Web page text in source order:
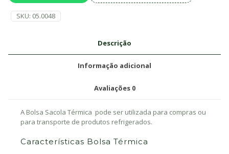
SKU: 05.0048
Descrição
Informação adicional
Avaliações 0
A Bolsa Sacola Térmica pode ser utilizada para compras ou
para transporte de produtos refrigerados.
Características Bolsa Térmica